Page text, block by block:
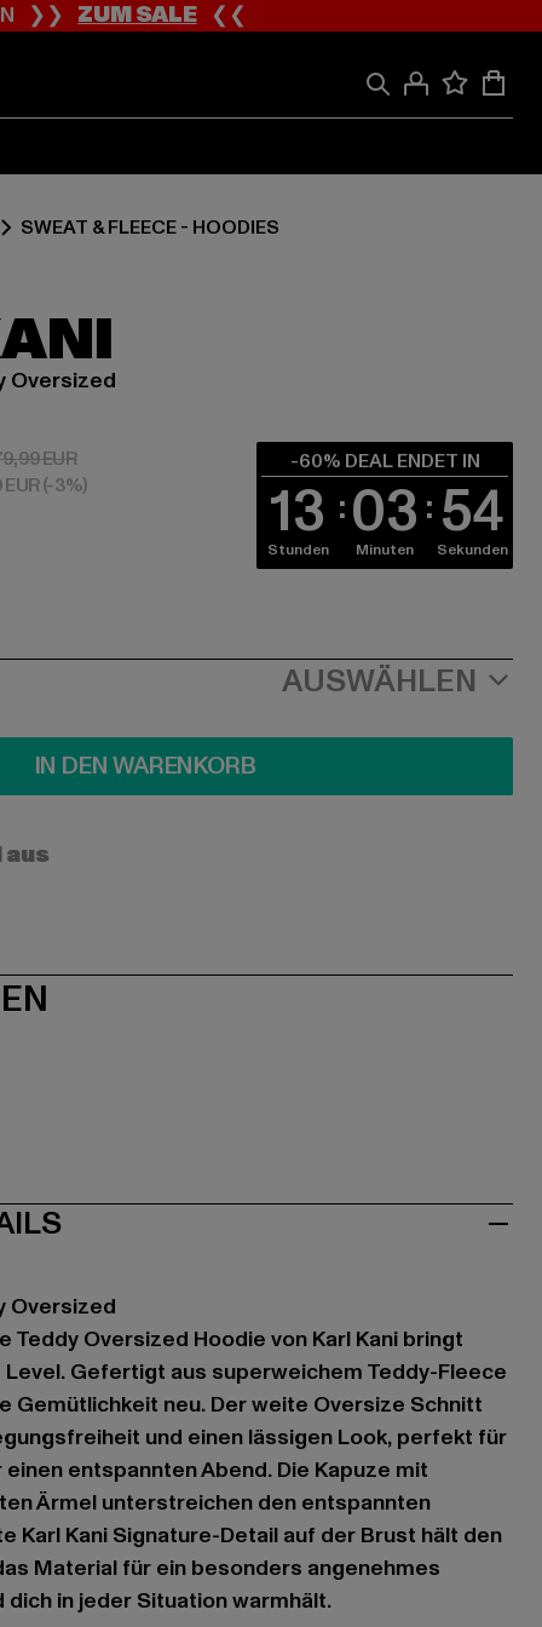
❯❯ZUM SALE❮❮
SWEAT & FLEECE - HOODIES
Oversized
EUR
EURAktionspreis: 79,99 EUR
(-3%)
-60% DEAL ENDET IN
13
Stunden 03
Minuten 53
Sekunden
AUSWÄHLEN
IN DEN WARENKORB
Oversized
Teddy Oversized Hoodie von Karl Kani bringt
Gefertigt aus superweichem Teddy-Fleece
Gemütlichkeit neu. Der weite Oversize Schnitt
und einen lässigen Look, perfekt für
entspannten Abend. Die Kapuze mit
Ärmel unterstreichen den entspannten
Karl Kani Signature-Detail auf der Brust hält den
Material für ein besonders angenehmes
in jeder Situation warmhält.